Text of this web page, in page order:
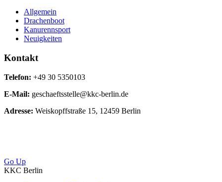
Allgemein
Drachenboot
Kanurennsport
Neuigkeiten
Kontakt
Telefon: +49 30 5350103
E-Mail: geschaeftsstelle@kkc-berlin.de
Adresse: Weiskopffstraße 15, 12459 Berlin
Go Up
KKC Berlin